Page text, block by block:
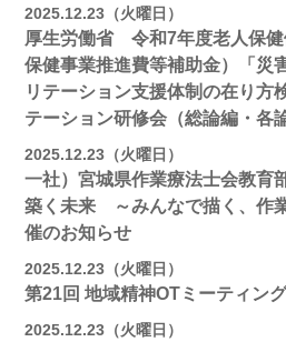
2025.12.23（火曜日）
厚生労働省 令和7年度老人保健
保健事業推進費等補助金）「災
リテーション支援体制の在り方
テーション研修会（総論編・各
2025.12.23（火曜日）
一社）宮城県作業療法士会教育
築く未来 ～みんなで描く、作
催のお知らせ
2025.12.23（火曜日）
第21回 地域精神OTミーティン
2025.12.23（火曜日）